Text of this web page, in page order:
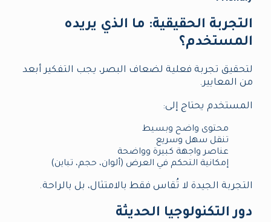
التجربة الحقيقية: ما الذي يريده
المستخدم؟
لتحقيق تجربة فعلية لضعاف البصر، يجب التفكير أبعد
من المعايير.
المستخدم يحتاج إلى:
محتوى واضح وبسيط
تنقل سهل وسريع
عناصر واجهة كبيرة وواضحة
إمكانية التحكم في العرض (ألوان، حجم، تباين)
التجربة الجيدة لا تُقاس فقط بالامتثال، بل بالراحة.
دور التكنولوجيا الحديثة